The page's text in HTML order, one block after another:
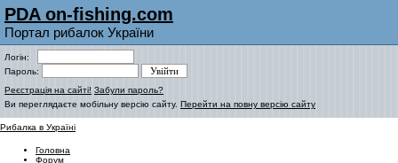
PDA on-fishing.com
Портал рибалок України
Логін:
Пароль:
Реєстрація на сайті! Забули пароль?
Ви переглядаєте мобільну версію сайту. Перейти на повну версію сайту
Рибалка в Україні
Головна
Форум